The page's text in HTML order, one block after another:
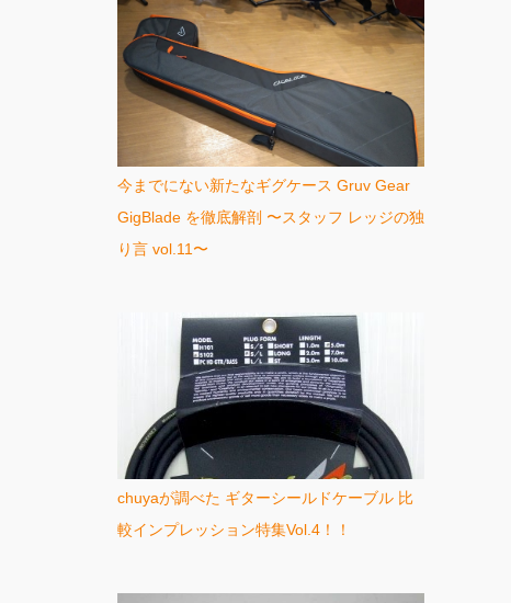
今までにない新たなギグケース Gruv Gear
GigBlade を徹底解剖 〜スタッフ レッジの独
り言 vol.11〜
chuyaが調べた ギターシールドケーブル 比
較インプレッション特集Vol.4！！